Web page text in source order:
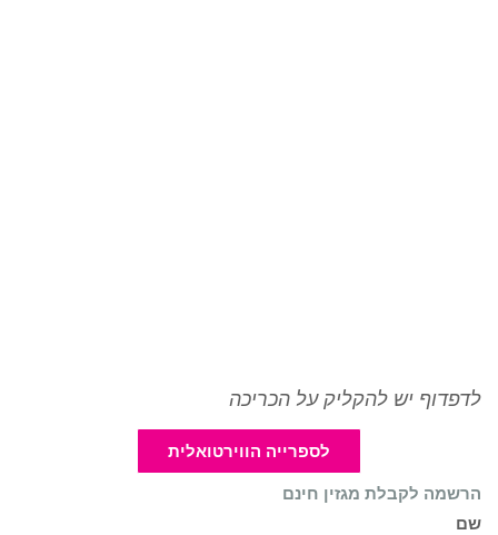
לדפדוף יש להקליק על הכריכה
לספרייה הווירטואלית
הרשמה לקבלת מגזין חינם
שם